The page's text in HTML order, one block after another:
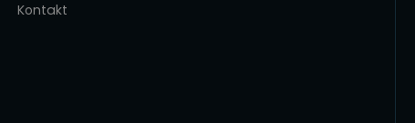
Kontakt